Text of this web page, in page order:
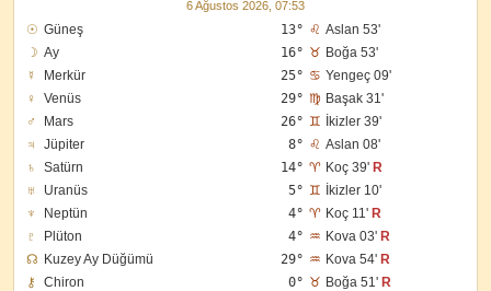
6 Ağustos 2026, 07:53
☉ Güneş 13° ♌ Aslan 53'
☽ Ay 16° ♉ Boğa 53'
☿
Merkür 25° ♋ Yengeç 09'
♀
Venüs 29° ♍ Başak 31'
♂
Mars 26° ♊ İkizler 39'
♃
Jüpiter 8° ♌ Aslan 08'
♄
Satürn 14° ♈ Koç 39' R
♅
Uranüs 5° ♊ İkizler 10'
♆
Neptün 4° ♈ Koç 11' R
♇
Plüton 4° ♒ Kova 03' R
☊ Kuzey Ay Düğümü 29° ♒ Kova 54' R
⚷
Chiron 0° ♉ Boğa 51' R